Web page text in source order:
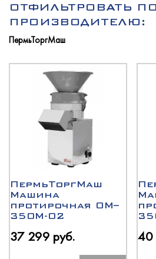
Новости
Для
ОТФИЛЬТРОВАТЬ
ПРОИЗВОДИТЕЛЮ:
ПермьТоргМаш
ПермьТоргМаш
Машина
протирочная ОМ–
350М-02
37 299 руб. 40